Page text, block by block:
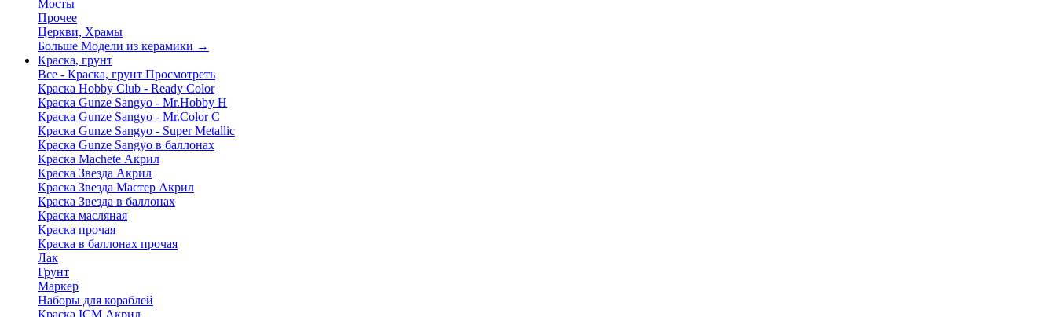
Мосты
Прочее
Церкви, Храмы
Больше Модели из керамики →
Краска, грунт
Все - Краска, грунт Просмотреть
Краска Hobby Club - Ready Color
Краска Gunze Sangyo - Mr.Hobby H
Краска Gunze Sangyo - Mr.Color C
Краска Gunze Sangyo - Super Metallic
Краска Gunze Sangyo в баллонах
Краска Machete Акрил
Краска Звезда Акрил
Краска Звезда Мастер Акрил
Краска Звезда в баллонах
Краска масляная
Краска прочая
Краска в баллонах прочая
Лак
Грунт
Маркер
Наборы для кораблей
Краска ICM Акрил